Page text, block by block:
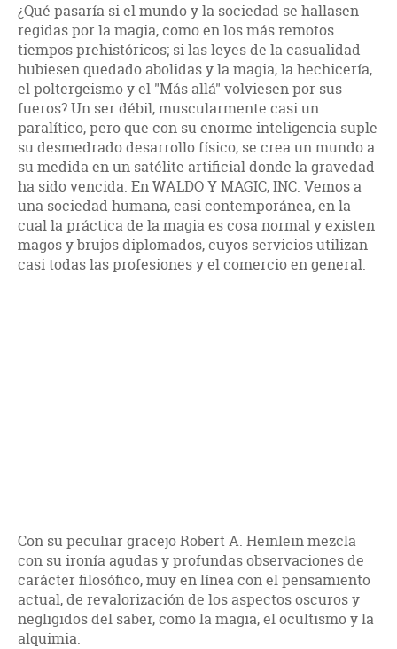
¿Qué pasaría si el mundo y la sociedad se hallasen
regidas por la magia, como en los más remotos
tiempos prehistóricos; si las leyes de la casualidad
hubiesen quedado abolidas y la magia, la hechicería,
el poltergeismo y el "Más allá" volviesen por sus
fueros? Un ser débil, muscularmente casi un
paralítico, pero que con su enorme inteligencia suple
su desmedrado desarrollo físico, se crea un mundo a
su medida en un satélite artificial donde la gravedad
ha sido vencida. En WALDO Y MAGIC, INC. Vemos a
una sociedad humana, casi contemporánea, en la
cual la práctica de la magia es cosa normal y existen
magos y brujos diplomados, cuyos servicios utilizan
casi todas las profesiones y el comercio en general.
Con su peculiar gracejo Robert A. Heinlein mezcla
con su ironía agudas y profundas observaciones de
carácter filosófico, muy en línea con el pensamiento
actual, de revalorización de los aspectos oscuros y
negligidos del saber, como la magia, el ocultismo y la
alquimia.